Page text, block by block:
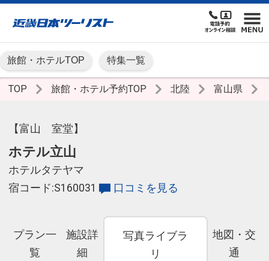
旅館・ホテルTOP 特集一覧
TOP 旅館・ホテル予約TOP 北陸 富山県
【富山 室堂】
ホテル立山
ホテルタテヤマ
宿コード:S160031
口コミを見る
プラン一
覧
施設詳
細
写真ライブラ
リ
地図・交
通